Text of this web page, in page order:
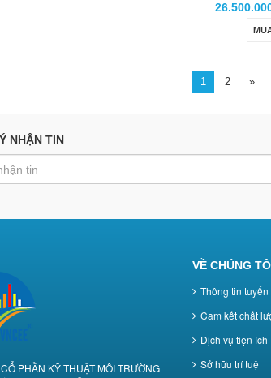
1 2 »
NHẬN TIN
PHẦN KỸ THUẬT MÔI TRƯỜNG
VỀ CHÚNG
Thông tin tuyển
Cam kết chất
Dịch vụ tiện ích
Sở hữu trí tuệ